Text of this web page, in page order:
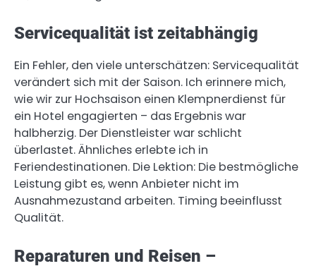
Servicequalität ist zeitabhängig
Ein Fehler, den viele unterschätzen: Servicequalität
verändert sich mit der Saison. Ich erinnere mich,
wie wir zur Hochsaison einen Klempnerdienst für
ein Hotel engagierten – das Ergebnis war
halbherzig. Der Dienstleister war schlicht
überlastet. Ähnliches erlebte ich in
Feriendestinationen. Die Lektion: Die bestmögliche
Leistung gibt es, wenn Anbieter nicht im
Ausnahmezustand arbeiten. Timing beeinflusst
Qualität.
Reparaturen und Reisen –